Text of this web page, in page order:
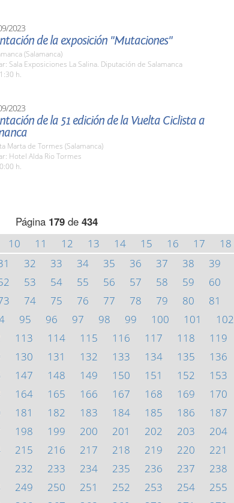
2023
de la exposición "Mutaciones"
(Salamanca)
Sala Exposiciones La Salina. Diputación de Salamanca
h.
2023
de la 51 edición de la Vuelta Ciclista a
Marta de Tormes (Salamanca)
Hotel Alda Rio Tormes
h.
Página 179de 434
10 11 12 13 14 15 16 17 18
32 33 34 35 36 37 38 39
53 54 55 56 57 58 59 60
74 75 76 77 78 79 80 81
95 96 97 98 99 100 101 102
113 114 115 116 117 118 119
130 131 132 133 134 135 136
147 148 149 150 151 152 153
164 165 166 167 168 169 170
181 182 183 184 185 186 187
198 199 200 201 202 203 204
215 216 217 218 219 220 221
232 233 234 235 236 237 238
249 250 251 252 253 254 255